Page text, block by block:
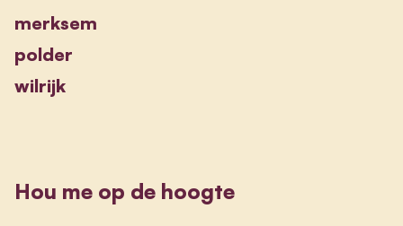
merksem
polder
wilrijk
Hou me op de hoogte